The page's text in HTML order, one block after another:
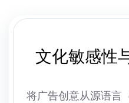
文化敏感性
将广告创意从源语言